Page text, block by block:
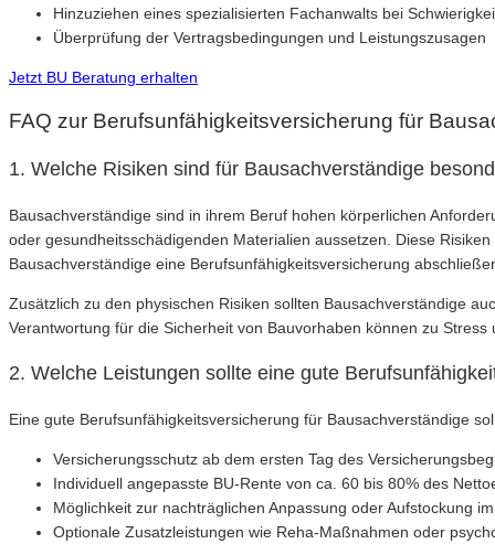
Hinzuziehen eines spezialisierten Fachanwalts bei
Überprüfung der Vertragsbedingungen und Leistungszusagen
Jetzt BU Beratung erhalten
FAQ zur Berufsunfähigkeitsversicherung für
1. Welche Risiken sind für Bausachverständige
Bausachverständige sind in ihrem Beruf hohen körperlichen
oder gesundheitsschädigenden Materialien aussetzen. Diese
Bausachverständige eine Berufsunfähigkeitsversicherung
Zusätzlich zu den physischen Risiken sollten Bausachverständige
Verantwortung für die Sicherheit von Bauvorhaben können zu
2. Welche Leistungen sollte eine gute
Eine gute Berufsunfähigkeitsversicherung für Bausachverständige
Versicherungsschutz ab dem ersten Tag des
Individuell angepasste BU-Rente von ca. 60 bis 80% des
Möglichkeit zur nachträglichen Anpassung oder Aufstockung
Optionale Zusatzleistungen wie Reha-Maßnahmen oder